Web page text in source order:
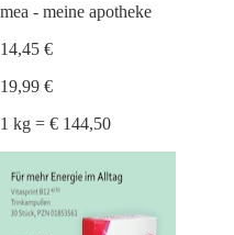
mea - meine apotheke
14,45 €
19,99 €
1 kg = € 144,50